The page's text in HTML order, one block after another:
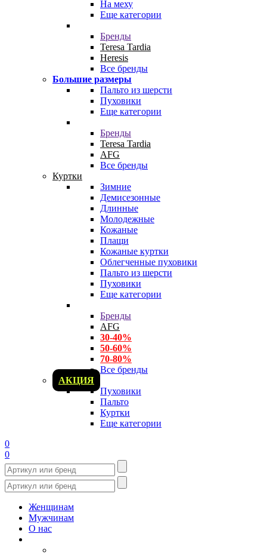
На меху
Еще категории
Бренды
Teresa Tardia
Heresis
Все бренды
Большие размеры
Пальто из шерсти
Пуховики
Еще категории
Бренды
Teresa Tardia
AFG
Все бренды
Куртки
Зимние
Демисезонные
Длинные
Молодежные
Кожаные
Плащи
Кожаные куртки
Облегченные пуховики
Пальто из шерсти
Пуховики
Еще категории
Бренды
AFG
30-40%
50-60%
70-80%
Все бренды
АКЦИЯ
Пуховики
Пальто
Куртки
Еще категории
0
0
Женщинам
Мужчинам
О нас